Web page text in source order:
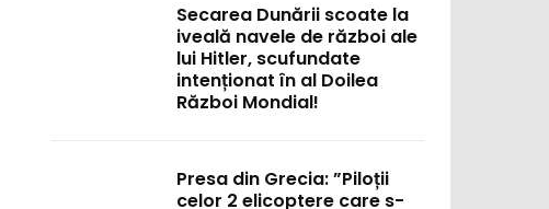
Secarea Dunării scoate la
iveală navele de război ale
lui Hitler, scufundate
intenționat în al Doilea
Război Mondial!
Presa din Grecia: ”Piloții
celor 2 elicoptere care s-